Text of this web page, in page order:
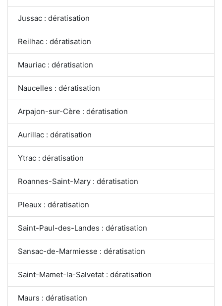
Jussac : dératisation
Reilhac : dératisation
Mauriac : dératisation
Naucelles : dératisation
Arpajon-sur-Cère : dératisation
Aurillac : dératisation
Ytrac : dératisation
Roannes-Saint-Mary : dératisation
Pleaux : dératisation
Saint-Paul-des-Landes : dératisation
Sansac-de-Marmiesse : dératisation
Saint-Mamet-la-Salvetat : dératisation
Maurs : dératisation